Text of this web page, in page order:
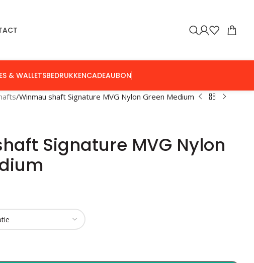
& WALLETSBEDRUKKENCADEAUBON
Winmau shaft Signature MVG Nylon Green Medium
Signature MVG Nylon